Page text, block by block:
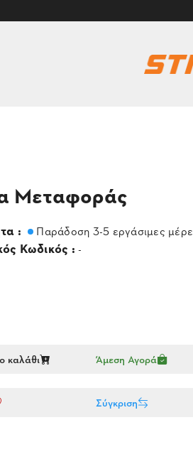
Μεταφοράς
: Παράδοση 3-5 εργάσιμες
Κωδικός : -
καλάθι Άμεση Αγορά
Σύγκριση